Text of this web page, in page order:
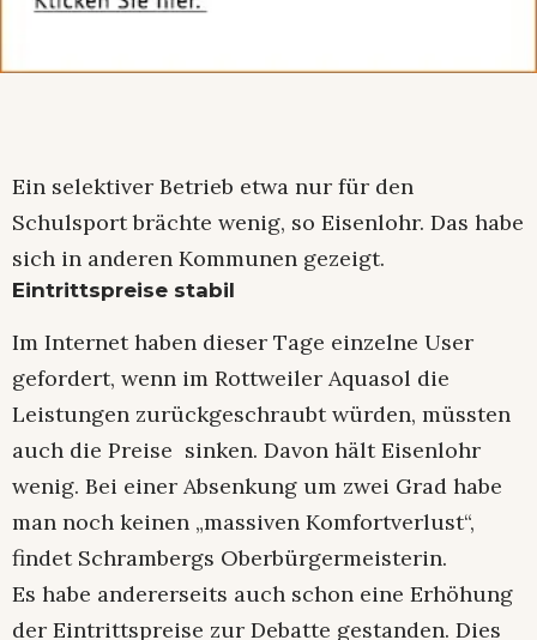
Ein selektiver Betrieb etwa nur für den
Schulsport brächte wenig, so Eisenlohr. Das habe
sich in anderen Kommunen gezeigt.
Eintrittspreise stabil
Im Internet haben dieser Tage einzelne User
gefordert, wenn im Rottweiler Aquasol die
Leistungen zurückgeschraubt würden, müssten
auch die Preise sinken. Davon hält Eisenlohr
wenig. Bei einer Absenkung um zwei Grad habe
man noch keinen „massiven Komfortverlust“,
findet Schrambergs Oberbürgermeisterin.
Es habe andererseits auch schon eine Erhöhung
der Eintrittspreise zur Debatte gestanden. Dies